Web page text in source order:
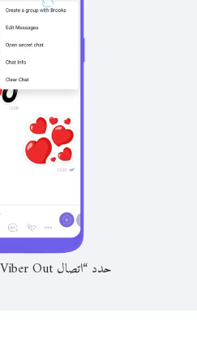
حدد “اتصال Viber Out” من عنوان المحادثة